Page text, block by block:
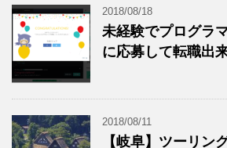
2018/08/18
未経験でプログラ
に応募して転職出
2018/08/11
【岐阜】ツーリン